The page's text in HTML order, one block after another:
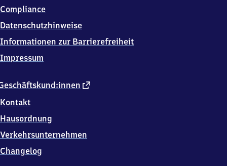
externer
Kontakt
Hausordnung
Verkehrsunternehmen
Changelog
Compliance
Datenschutzhinweise
Informationen zur Barrierefreiheit
Impressum